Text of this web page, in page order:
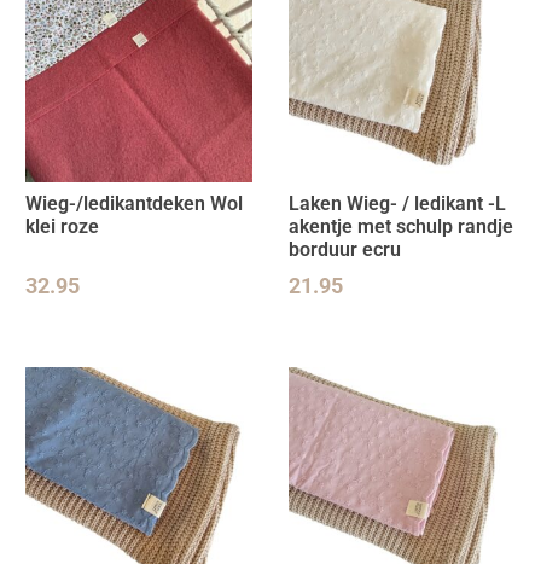
Wieg-/ledikantdeken Wol
klei roze
32.95
Laken Wieg- / ledikant -L
akentje met schulp randje
borduur ecru
21.95